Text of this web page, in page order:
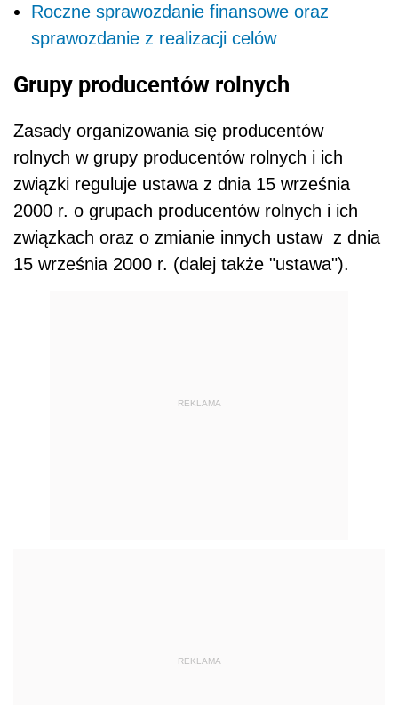
Roczne sprawozdanie finansowe oraz
sprawozdanie z realizacji celów
Grupy producentów rolnych
Zasady organizowania się producentów
rolnych w grupy producentów rolnych i ich
związki reguluje ustawa z dnia 15 września
2000 r. o grupach producentów rolnych i ich
związkach oraz o zmianie innych ustaw z dnia
15 września 2000 r. (dalej także "ustawa").
REKLAMA
REKLAMA